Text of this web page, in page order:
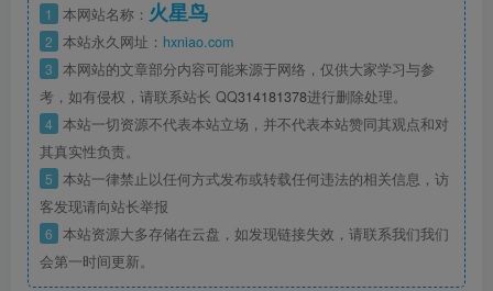
1 本网站名称： 火星鸟
2 本站永久网址： hxniao.com
3 本网站的文章部分内容可能来源于网络，仅供大家学习与参
考，如有侵权，请联系站长 QQ314181378进行删除处理。
4 本站一切资源不代表本站立场，并不代表本站赞同其观点和对
其真实性负责。
5 本站一律禁止以任何方式发布或转载任何违法的相关信息，访
客发现请向站长举报
6 本站资源大多存储在云盘，如发现链接失效，请联系我们我们
会第一时间更新。